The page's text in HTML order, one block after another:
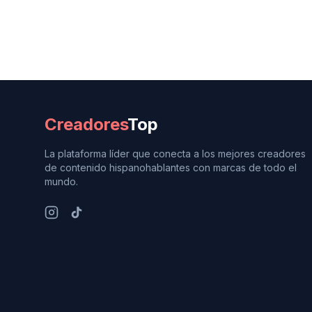
CreadoresTop
La plataforma líder que conecta a los mejores creadores
de contenido hispanohablantes con marcas de todo el
mundo.